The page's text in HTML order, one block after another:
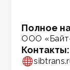
Полное
ООО
Контакты: